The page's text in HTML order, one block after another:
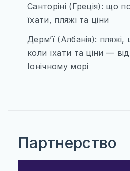
Санторіні (Греція): що
їхати, пляжі та ціни
Дерм’ї (Албанія):
коли їхати та ціни —
Іонічному морі
Партнерство